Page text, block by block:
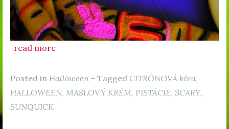
read more
Posted in Halloween - Tagged CITRÓNOVÁ kôra,
HALLOWEEN, MASLOVÝ KRÉM, PISTÁCIE, SCARY,
SUNQUICK